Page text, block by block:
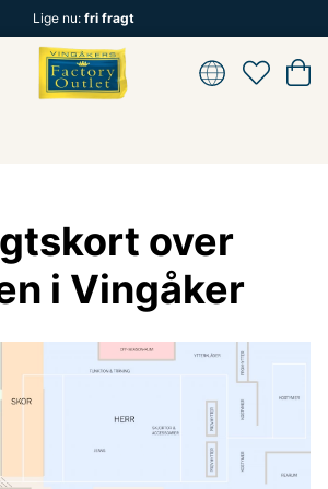
Lige nu: fri fragt
over
i Vingåker